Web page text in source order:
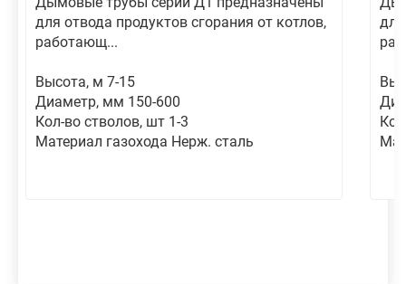
для отвода продуктов сгорания от котлов,
работающ...
Высота, м 7-15
Диаметр, мм 150-600
Кол-во стволов, шт 1-3
Материал газохода Нерж. сталь